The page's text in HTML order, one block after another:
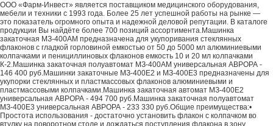
ООО «Фарм-Инвест» является поставщиком медицинского оборудования,
мебели и техники с 1993 года. Более 25 лет успешной работы на рынке —
это показатель огромного опыта и надежной деловой репутации. В каталоге
продукции Вы найдёте более 700 позиций ассортимента.Машинка
закаточная МЗ-400АМ предназначена для укупоривания стеклянных
флаконов с гладкой горловиной емкостью от 50 до 5000 мл алюминиевыми
колпачками и пенициллиновых флаконов емкость 10 и 20 мл колпачками
К-2.Машинка закаточная полуавтомат МЗ-400АМ универсальная АВРОРА -
146 400 руб.Машинки закаточные МЗ-400Е2 и МЗ-400Е3 предназначены для
укупорки стеклянных и пластмассовых флаконов алюминиевыми и
пластмассовыми колпачками.Машинка закаточная автомат МЗ-400Е2
универсальная АВРОРА - 494 700 руб.Машинка закаточная полуавтомат
МЗ-400Е3 универсальная АВРОРА - 233 330 руб.Общие преимущества:•
Простота использования - достаточно установить флакон с колпачком во
втулку на поворотном столе и дождаться поступления флакона в зону